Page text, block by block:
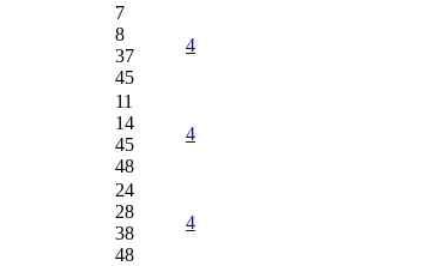
7
8
37
45
4
11
14
45
48
4
24
28
38
48
4